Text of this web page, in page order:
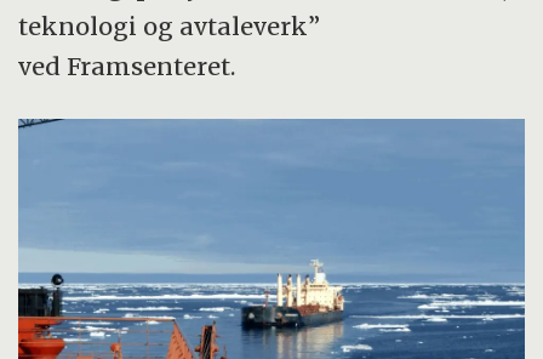
forsøkt å utvikle sjøruta i mange tiår og kan
tilby en del grunnleggende service for
kanadiske arkipelet og videre over
Beauforthavet.
Mye av farvannet er grunt og byr på store
teknologi og avtaleverk”
ved Framsenteret.